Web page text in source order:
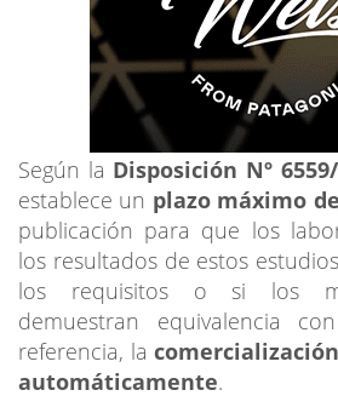
Según la Disposición Nº
establece un plazo máximo
publicación para que los
los resultados de estos
los requisitos o si los
demuestran equivalencia
referencia, la
automáticamente.